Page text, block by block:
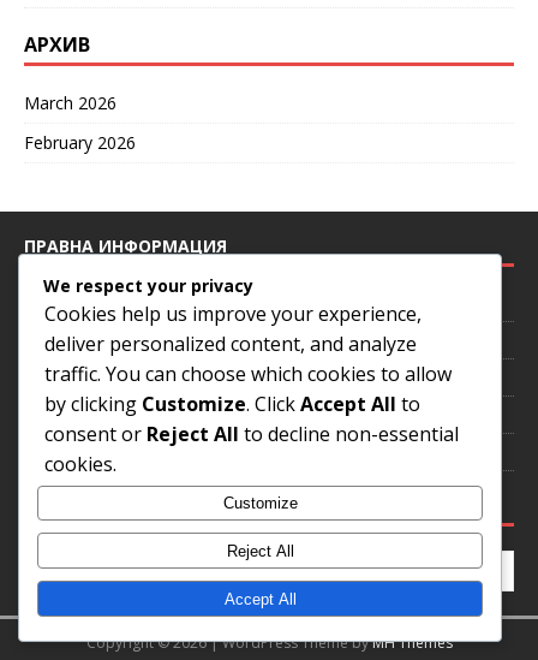
АРХИВ
March 2026
February 2026
ПРАВНА ИНФОРМАЦИЯ
Предпочитания за бисквитки
Потребителско споразумение
Кои сме ние
Контакт
Вашата поверителност
Copyright © 2026 | WordPress Theme byMH Themes
We respect your privacy
Cookies help us improve your experience,
deliver personalized content, and analyze
traffic. You can choose which cookies to allow
by clicking Customize. ClickAccept All to
consent or Reject All to decline non-essential
cookies.
Customize
Reject All
Accept All